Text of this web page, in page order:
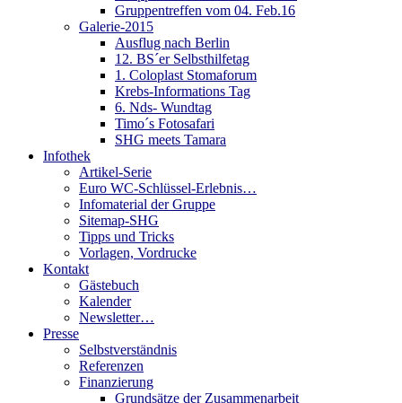
Gruppentreffen vom 04. Feb.16
Galerie-2015
Ausflug nach Berlin
12. BS´er Selbsthilfetag
1. Coloplast Stomaforum
Krebs-Informations Tag
6. Nds- Wundtag
Timo´s Fotosafari
SHG meets Tamara
Infothek
Artikel-Serie
Euro WC-Schlüssel-Erlebnis…
Infomaterial der Gruppe
Sitemap-SHG
Tipps und Tricks
Vorlagen, Vordrucke
Kontakt
Gästebuch
Kalender
Newsletter…
Presse
Selbstverständnis
Referenzen
Finanzierung
Grundsätze der Zusammenarbeit